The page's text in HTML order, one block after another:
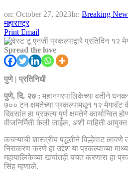
on: October 27, 2023In: Breaking
महाराष्ट्र
Print Email
Spread the love
पुणे | प्रतिनिधी
पुणे, दि. २७ : महानगरपालिकेच्या वतीने
७०० टन क्षमतेच्या प्रकल्पामधून १२ मेगावॅट
दिवसांत हा प्रकल्प पुर्ण क्षमतेने कार्यान्वित
वीजनिर्मिती केली जाईल, अशी माहिती
कचऱ्याची शास्त्रीय पद्धतीने विल्हेवाट
निराकरण करणे हा उद्देश या प्रकल्पाच्या
महापालिकेच्या खर्चातही बचत करणारा
सिंह म्हणाले.